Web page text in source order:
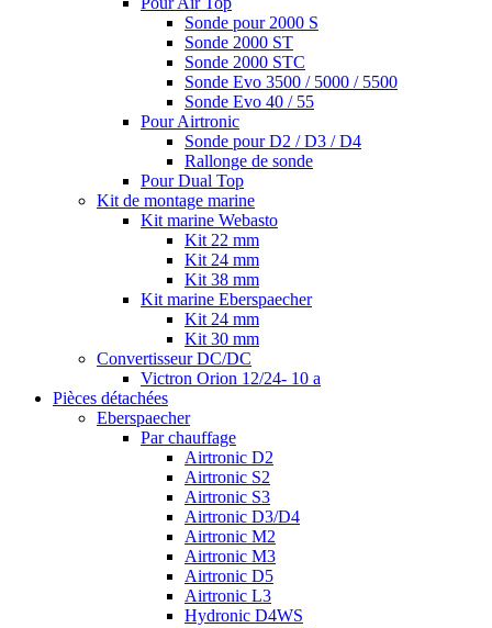
Sonde pour 2000 S
Sonde 2000 ST
Sonde 2000 STC
Sonde Evo 3500 / 5000 / 5500
Sonde Evo 40 / 55
Pour Airtronic
Sonde pour D2 / D3 / D4
Rallonge de sonde
Pour Dual Top
Kit de montage marine
Kit marine Webasto
Kit 22 mm
Kit 24 mm
Kit 38 mm
Kit marine Eberspaecher
Kit 24 mm
Kit 30 mm
Convertisseur DC/DC
Victron Orion 12/24- 10 a
Pièces détachées
Eberspaecher
Par chauffage
Airtronic D2
Airtronic S2
Airtronic S3
Airtronic D3/D4
Airtronic M2
Airtronic M3
Airtronic D5
Airtronic L3
Hydronic D4WS